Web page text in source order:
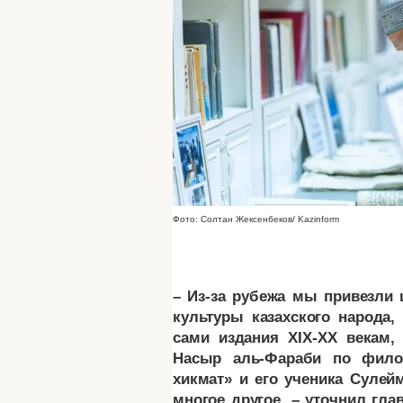
Фото: Солтан Жексенбеков/ Kazinform
– Из-за рубежа мы привезли
культуры казахского
сами издания XIX-XX
Насыр аль-Фараби по
хикмат» и его ученика
многое другое, – уточнил